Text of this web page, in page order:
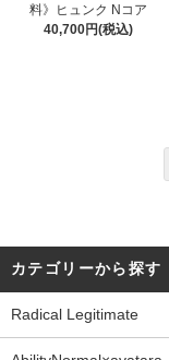
料》ヒュンク Nコア
40,700円(税込)
カテゴリーから探す
Radical Legitimate